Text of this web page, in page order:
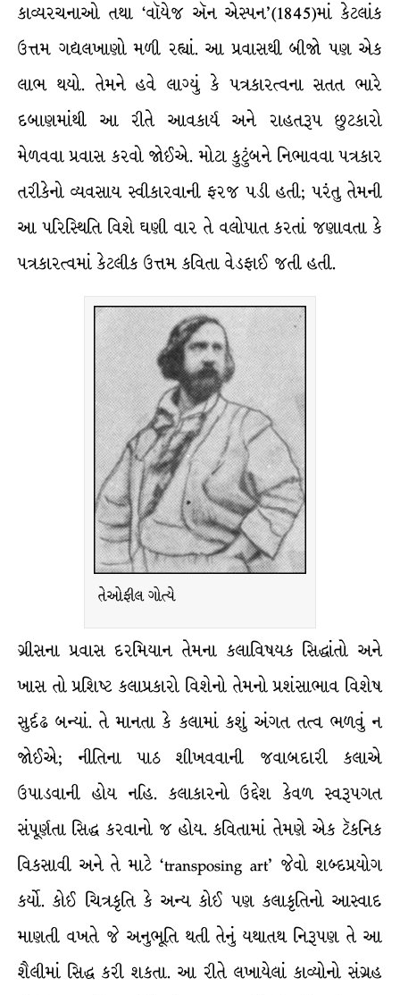
કાવ્યરચનાઓ તથા ‘વૉયેજ ઍન એસ્પન’(1845)માં કેટલાંક
ઉત્તમ ગદ્યલખાણો મળી રહ્યાં. આ પ્રવાસથી બીજો પણ એક
લાભ થયો. તેમને હવે લાગ્યું કે પત્રકારત્વના સતત ભારે
દબાણમાંથી આ રીતે આવકાર્ય અને રાહતરૂપ છુટકારો
મેળવવા પ્રવાસ કરવો જોઈએ. મોટા કુટુંબને નિભાવવા પત્રકાર
તરીકેનો વ્યવસાય સ્વીકારવાની ફરજ પડી હતી; પરંતુ તેમની
આ પરિસ્થિતિ વિશે ઘણી વાર તે વલોપાત કરતાં જણાવતા કે
પત્રકારત્વમાં કેટલીક ઉત્તમ કવિતા વેડફાઈ જતી હતી.
તેઓફીલ ગોત્યે
ગ્રીસના પ્રવાસ દરમિયાન તેમના કલાવિષયક સિદ્ધાંતો અને
ખાસ તો પ્રશિષ્ટ કલાપ્રકારો વિશેનો તેમનો પ્રશંસાભાવ વિશેષ
સુર્દઢ બન્યાં. તે માનતા કે કલામાં કશું અંગત તત્વ ભળવું ન
જોઈએ; નીતિના પાઠ શીખવવાની જવાબદારી કલાએ
ઉપાડવાની હોય નહિ. કલાકારનો ઉદ્દેશ કેવળ સ્વરૂપગત
સંપૂર્ણતા સિદ્ધ કરવાનો જ હોય. કવિતામાં તેમણે એક ટૅકનિક
વિકસાવી અને તે માટે ‘transposing art’ જેવો શબ્દપ્રયોગ
કર્યો. કોઈ ચિત્રકૃતિ કે અન્ય કોઈ પણ કલાકૃતિનો આસ્વાદ
માણતી વખતે જે અનુભૂતિ થતી તેનું યથાતથ નિરૂપણ તે આ
શૈલીમાં સિદ્ધ કરી શકતા. આ રીતે લખાયેલાં કાવ્યોનો સંગ્રહ